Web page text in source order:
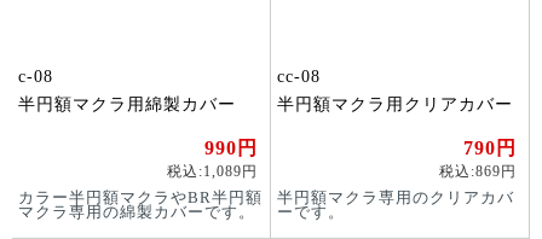
c-08
半円額マクラ用綿製カバー
990円
税込:1,089円
カラー半円額マクラやBR半円額
マクラ専用の綿製カバーです。
cc-08
半円額マクラ用クリアカバー
790円
税込:869円
半円額マクラ専用のクリアカバ
ーです。